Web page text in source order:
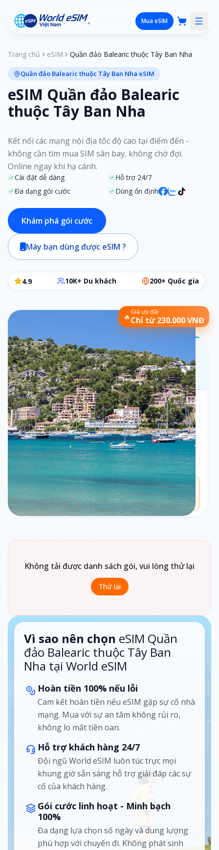
Mua eSIM
Trang chủ eSIM Quần đảo Balearic thuộc Tây Ban Nha
Quần đảo Balearic thuộc Tây Ban Nha eSIM
eSIM Quần đảo Balearic
thuộc Tây Ban Nha
Kết nối các mạng nội địa tốc độ cao tại điểm đến -
không cần tìm mua SIM sân bay, không chờ đợi.
Online ngay khi hạ cánh.
Cài đặt dễ dàng
Hỗ trợ 24/7
Đa dạng gói cước
Dùng ổn định
Khám phá gói cước
Máy bạn dùng được eSIM ?
4.9 10K+ Du khách 200+ Quốc gia
🔥Giá ưu đãi
Chỉ từ 230.000 VNĐ
Chọn gói eSIM phù hợp
Các bước đơn giản để chọn đúng gói cần dùng
Bộ lọc: 1 ngày • Theo ngày
1
Số ngày
1ngày
2
Loại gói
Theo ngày
Chưa biết chọn loại gói nào?
Bấm vàoLoại góiđể xem gợi ý phù hợp theo nhu cầu sử
dụng.
Không tải được danh sách gói, vui lòng thử lại
Thử lại
Vì sao nên chọn eSIM Quần
đảo Balearic thuộc Tây Ban
Nha tại World eSIM
Hoàn tiền 100% nếu lỗi
Cam kết hoàn tiền nếu eSIM gặp sự cố nhà
mạng. Mua với sự an tâm không rủi ro,
không lo mất tiền oan.
Hỗ trợ khách hàng 24/7
Đội ngũ World eSIM luôn túc trực mọi
khung giờ sẵn sàng hỗ trợ giải đáp các sự
cố của khách hàng.
Gói cước linh hoạt - Minh bạch
100%
Đa dạng lựa chọn số ngày và dung lượng
phù hợp với chuyến đi. Không phát sinh